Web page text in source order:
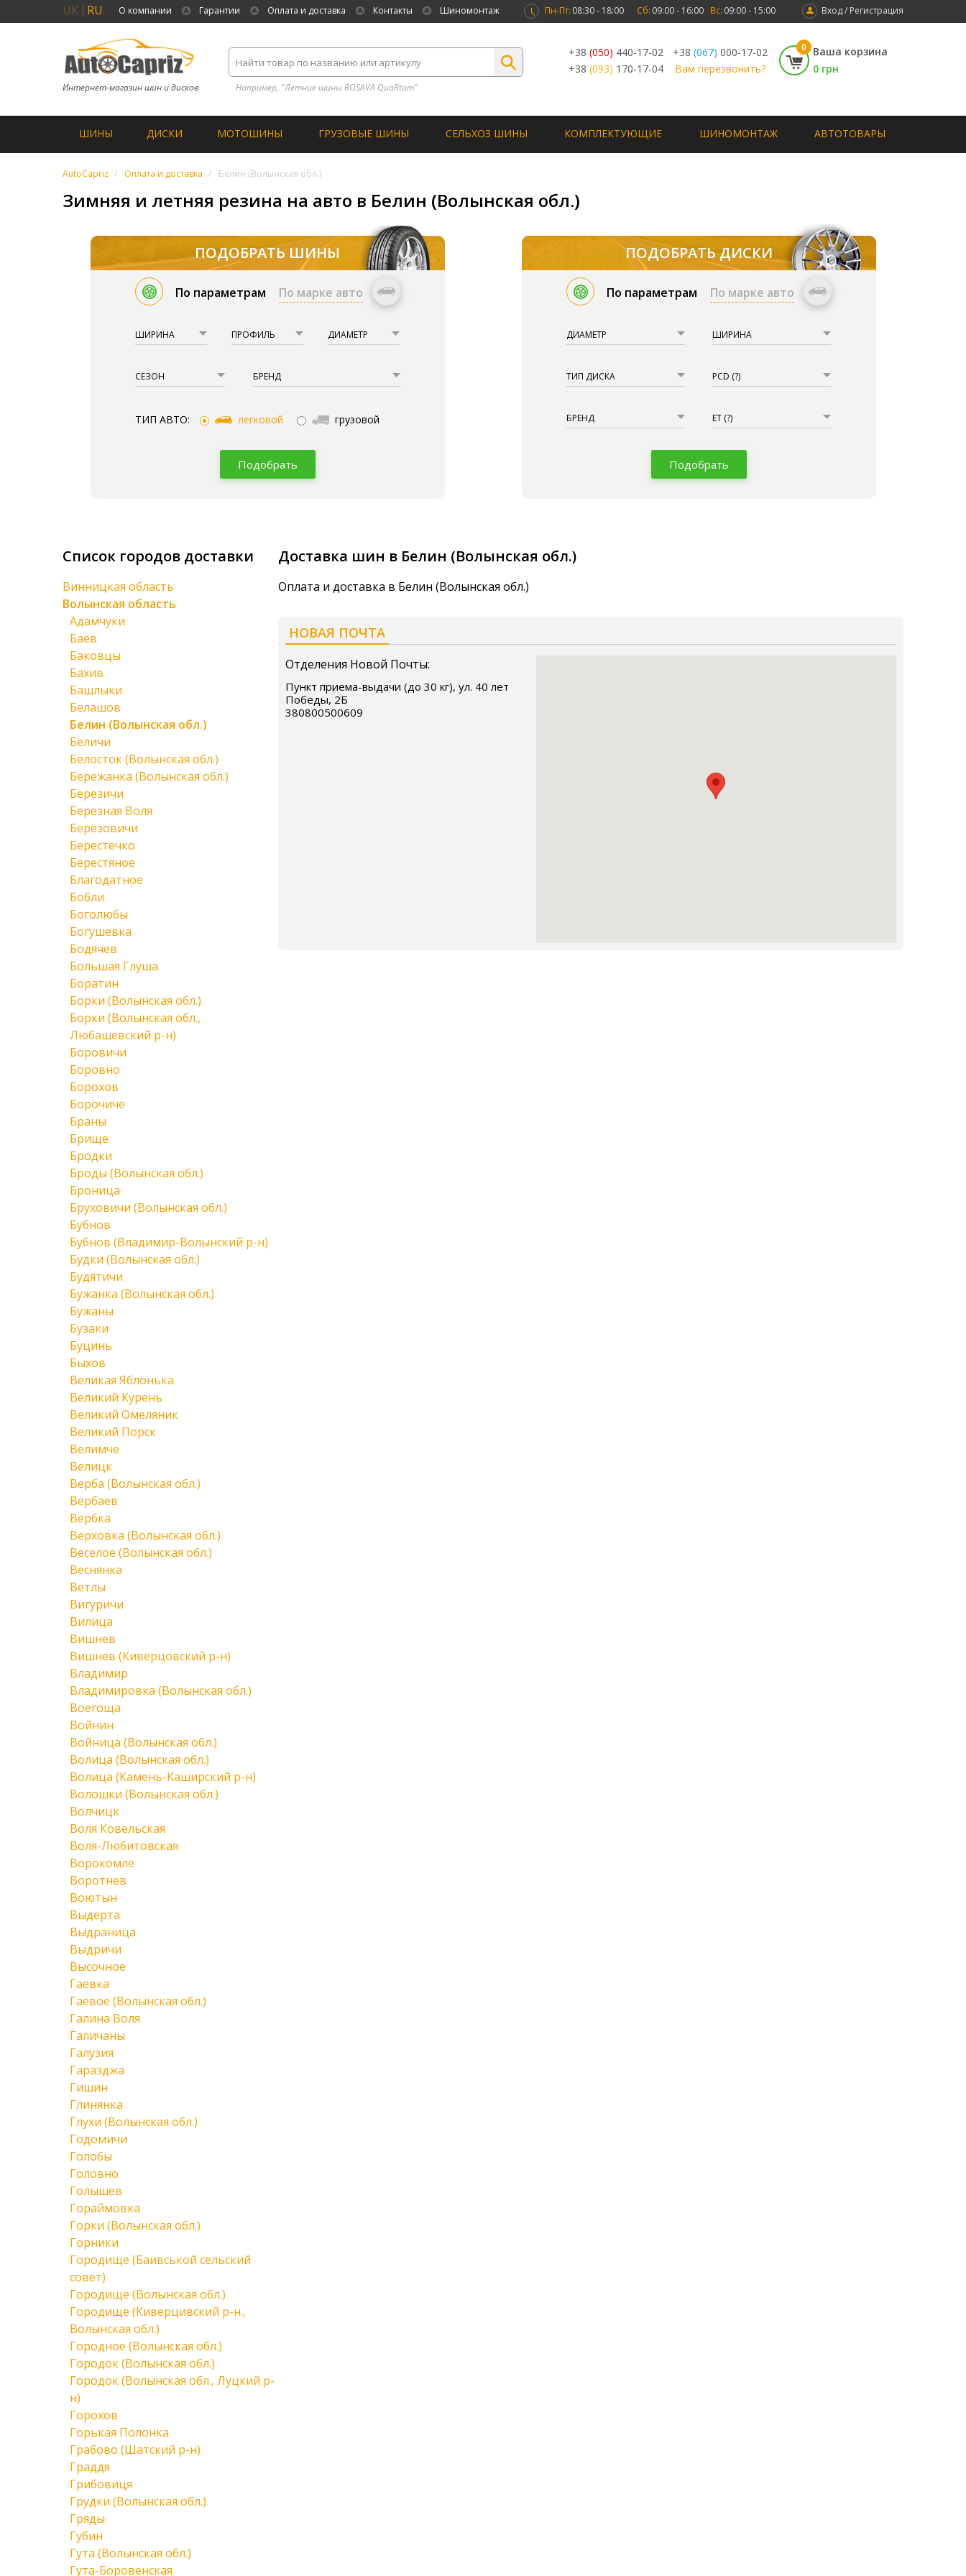
UK RU О компании Гарантии Оплата и доставка Контакты Шиномонтаж Вход / Регистрация
Пн-Пт: 08:30 - 18:00 Сб: 09:00 - 16:00 Вс: 09:00 - 15:00
Интернет-магазин шин и дисков Например, "Летние шины ROSAVA QuaRtum”
+38 (050) 440-17-02 +38 (067) 000-17-02
+38 (093) 170-17-04 Вам перезвонить?
0
Ваша корзина
0 грн
ШИНЫ ДИСКИ МОТОШИНЫ ГРУЗОВЫЕ ШИНЫ СЕЛЬХОЗ ШИНЫ КОМПЛЕКТУЮЩИЕ ШИНОМОНТАЖ АВТОТОВАРЫ
AutoCapriz Оплата и доставка Белин (Волынская обл.)
Зимняя и летняя резина на авто в Белин (Волынская обл.)
ПОДОБРАТЬ ШИНЫ
По параметрам По марке авто
ШИРИНА ПРОФИЛЬ ДИАМЕТР
СЕЗОН БРЕНД
ТИП АВТО: легковой грузовой
Подобрать
ПОДОБРАТЬ ДИСКИ
По параметрам По марке авто
ДИАМЕТР ШИРИНА
ТИП ДИСКА PCD (?)
БРЕНД ET (?)
Подобрать
Доставка шин в Белин (Волынская обл.)
Оплата и доставка в Белин (Волынская обл.)
НОВАЯ ПОЧТА
Отделения Новой Почты:
Пункт приема-выдачи (до 30 кг), ул. 40 лет
Победы, 2Б
380800500609
Список городов доставки
Винницкая область
Волынская область
Адамчуки
Баев
Баковцы
Бахив
Башлыки
Белашов
Белин (Волынская обл.)
Беличи
Белосток (Волынская обл.)
Бережанка (Волынская обл.)
Березичи
Березная Воля
Берёзовичи
Берестечко
Берестяное
Благодатное
Бобли
Боголюбы
Богушевка
Бодячев
Большая Глуша
Боратин
Борки (Волынская обл.)
Борки (Волынская обл.,
Любашевский р-н)
Боровичи
Боровно
Борохов
Борочиче
Браны
Брище
Бродки
Броды (Волынская обл.)
Броница
Бруховичи (Волынская обл.)
Бубнов
Бубнов (Владимир-Волынский р-н)
Будки (Волынская обл.)
Будятичи
Бужанка (Волынская обл.)
Бужаны
Бузаки
Буцинь
Быхов
Великая Яблонька
Великий Курень
Великий Омеляник
Великий Порск
Велимче
Велицк
Верба (Волынская обл.)
Вербаев
Вербка
Верховка (Волынская обл.)
Веселое (Волынская обл.)
Веснянка
Ветлы
Вигуричи
Вилица
Вишнев
Вишнев (Киверцовский р-н)
Владимир
Владимировка (Волынская обл.)
Воегоща
Войнин
Войница (Волынская обл.)
Волица (Волынская обл.)
Волица (Камень-Каширский р-н)
Волошки (Волынская обл.)
Волчицк
Воля Ковельская
Воля-Любитовская
Ворокомле
Воротнев
Воютын
Выдерта
Выдраница
Выдричи
Высочное
Гаевка
Гаевое (Волынская обл.)
Галина Воля
Галичаны
Галузия
Гаразджа
Гишин
Глинянка
Глухи (Волынская обл.)
Годомичи
Голобы
Головно
Голышев
Гораймовка
Горки (Волынская обл.)
Горники
Городище (Баивськой сельский
совет)
Городище (Волынская обл.)
Городище (Киверцивский р-н.,
Волынская обл.)
Городное (Волынская обл.)
Городок (Волынская обл.)
Городок (Волынская обл., Луцкий р-
н)
Горохов
Горькая Полонка
Грабово (Шатский р-н)
Граддя
Грибовиця
Грудки (Волынская обл.)
Гряды
Губин
Гута (Волынская обл.)
Гута-Боровенская